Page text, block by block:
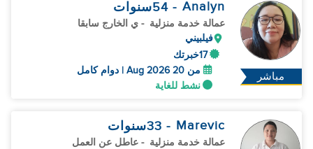
مباشر
Analyn
- 54 سنوات
عمالة خدمة منزلية - ي الخارج سابقا
فيلبيني
17خبرتك
من 20 Aug 2026 | دوام كامل
نشط للغاية
Marevic
- 33 سنوات
عمالة خدمة منزلية - عاطل عن العمل